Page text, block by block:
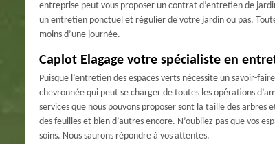
entreprise peut vous proposer un contrat d’entretien de
un entretien ponctuel et régulier de votre jardin ou pas.
moins d’une journée.
Caplot Elagage votre spécialiste en
Puisque l’entretien des espaces verts nécessite un savoir-
chevronnée qui peut se charger de toutes les opérations
services que nous pouvons proposer sont la taille des
des feuilles et bien d’autres encore. N’oubliez pas que vos
soins. Nous saurons répondre à vos attentes.